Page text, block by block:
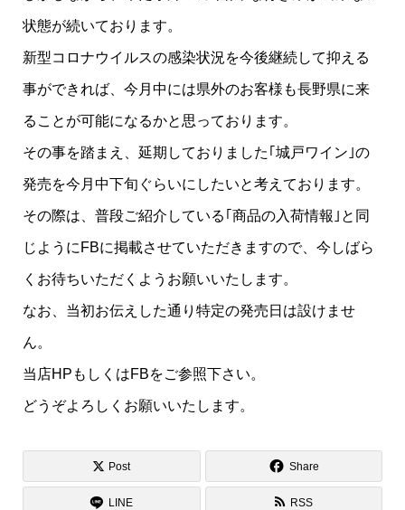
状態が続いております。
新型コロナウイルスの感染状況を今後継続して抑える
事ができれば、今月中には県外のお客様も長野県に来
ることが可能になるかと思っております。
その事を踏まえ、延期しておりました｢城戸ワイン｣の
発売を今月中下旬ぐらいにしたいと考えております。
その際は、普段ご紹介している｢商品の入荷情報｣と同
じようにFBに掲載させていただきますので、今しばら
くお待ちいただくようお願いいたします。
なお、当初お伝えした通り特定の発売日は設けませ
ん。
当店HPもしくはFBをご参照下さい。
どうぞよろしくお願いいたします。
Post Share
LINE RSS